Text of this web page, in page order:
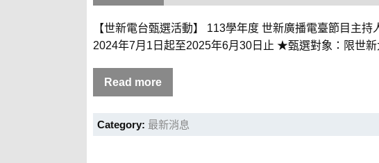
【世新電台甄選活動】 113學年度 世新廣播電臺節目主
2024年7月1日起至2025年6月30日止 ★甄選對象：限世
Read more
Category: 最新消息